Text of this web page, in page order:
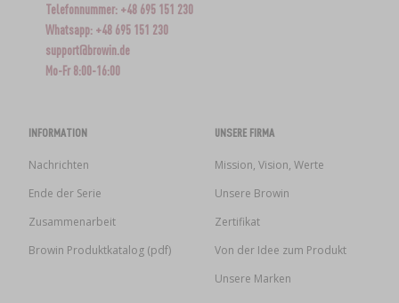
Telefonnummer: +48 695 151 230
Whatsapp: +48 695 151 230
support@browin.de
Mo-Fr 8:00-16:00
INFORMATION
Nachrichten
Ende der Serie
Zusammenarbeit
Browin Produktkatalog (pdf)
UNSERE FIRMA
Mission, Vision, Werte
Unsere Browin
Zertifikat
Von der Idee zum Produkt
Unsere Marken